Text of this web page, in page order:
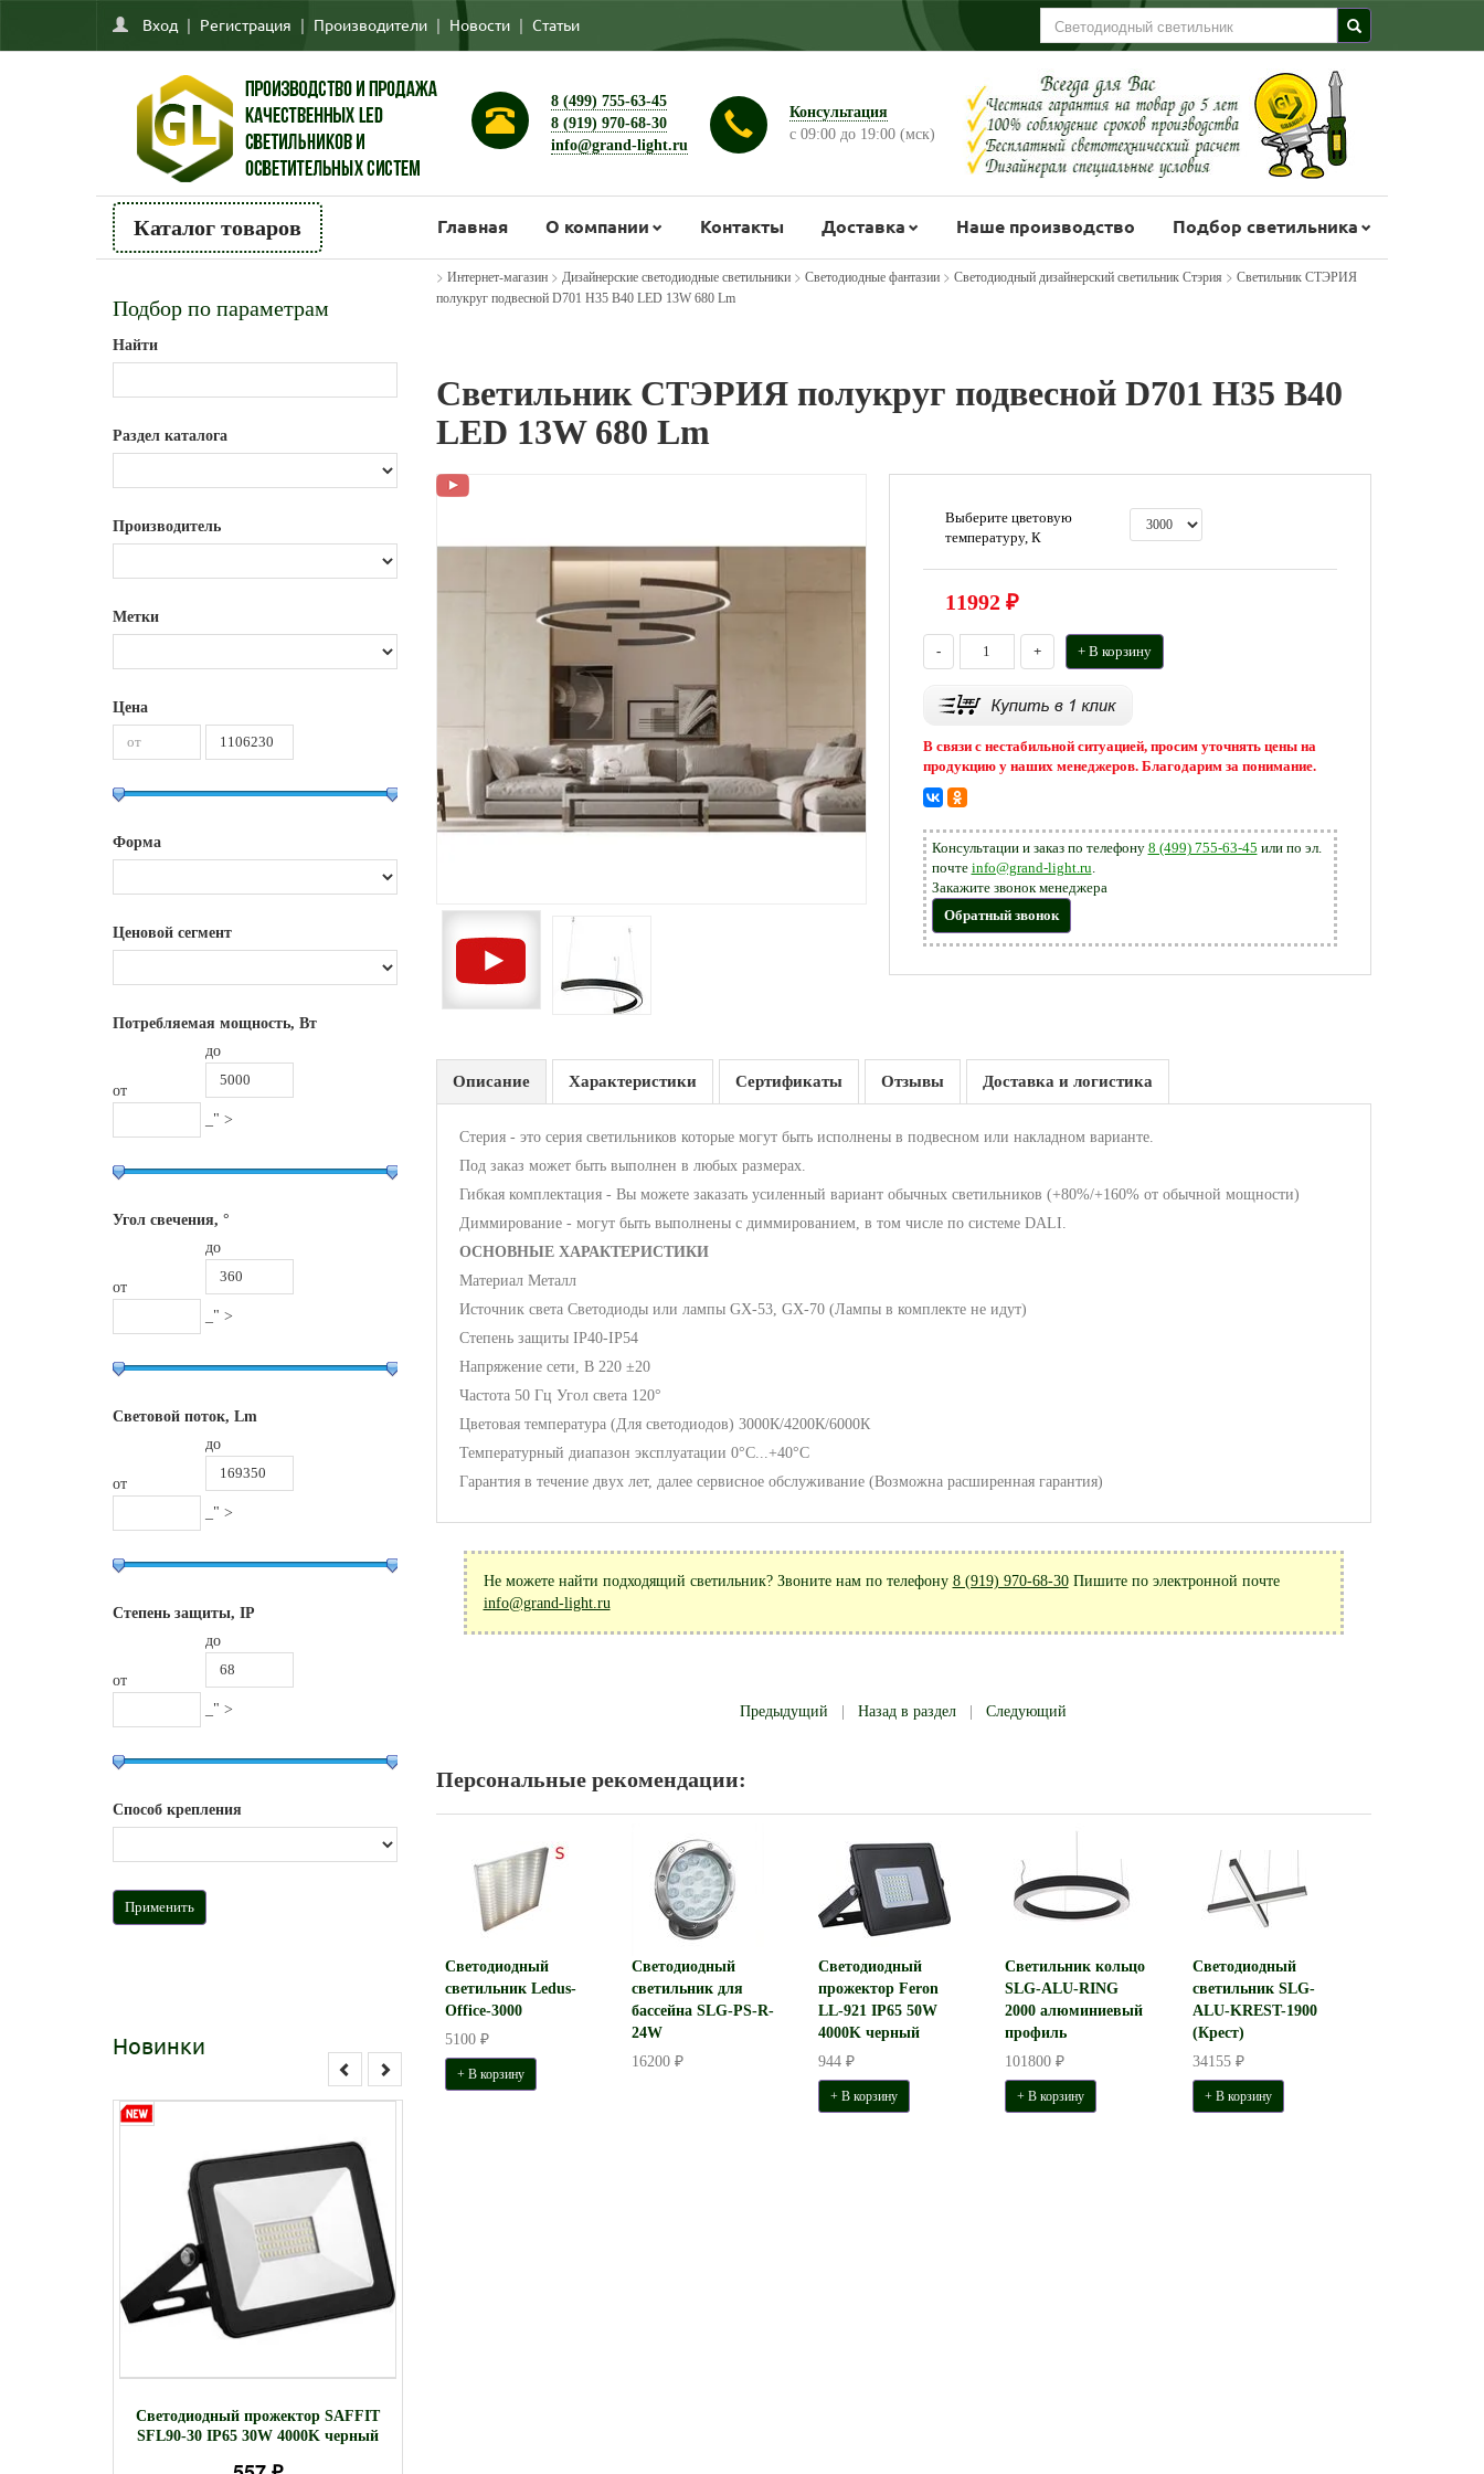
Вход | Регистрация | Производители | Новости | Статьи
8 (499) 755-63-45
8 (919) 970-68-30
info@grand-light.ru
Консультация
с 09:00 до 19:00 (мск)
Каталог товаров Главная О компании Контакты Доставка Наше производство Подбор светильника
Подбор по параметрам
Найти
Раздел каталога
Производитель
Метки
Цена
Форма
Ценовой сегмент
Потребляемая мощность, Вт
от
до
_" >
Угол свечения, °
от
до
_" >
Световой поток, Lm
от
до
_" >
Степень защиты, IP
от
до
_" >
Способ крепления
Новинки
Светодиодный прожектор SAFFIT
SFL90-30 IP65 30W 4000K черный
> Интернет-магазин> Дизайнерские светодиодные светильники> Светодиодные фантазии> Светодиодный дизайнерский светильник Стэрия > Светильник СТЭРИЯ
полукруг подвесной D701 Н35 В40 LED 13W 680 Lm
Светильник СТЭРИЯ полукруг подвесной D701 Н35 В40
LED 13W 680 Lm
Выберите цветовую
температуру, К
11992₽
- + + В корзину
В связи с нестабильной ситуацией, просим уточнять цены на
продукцию у наших менеджеров. Благодарим за понимание.
Консультации и заказ по телефону 8 (499) 755-63-45 или по эл.
почте info@grand-light.ru.
Закажите звонок менеджера
Обратный звонок
Описание Характеристики Сертификаты Отзывы Доставка и логистика
Стерия - это серия светильников которые могут быть исполнены в подвесном или накладном варианте.
Под заказ может быть выполнен в любых размерах.
Гибкая комплектация - Вы можете заказать усиленный вариант обычных светильников (+80%/+160% от обычной мощности)
Диммирование - могут быть выполнены с диммированием, в том числе по системе DALI.
ОСНОВНЫЕ ХАРАКТЕРИСТИКИ
Материал Металл
Источник света Светодиоды или лампы GX-53, GX-70 (Лампы в комплекте не идут)
Степень защиты IP40-IP54
Напряжение сети, В 220 ±20
Частота 50 Гц Угол света 120°
Цветовая температура (Для светодиодов) 3000К/4200К/6000К
Температурный диапазон эксплуатации 0°С...+40°С
Гарантия в течение двух лет, далее сервисное обслуживание (Возможна расширенная гарантия)
Не можете найти подходящий светильник? Звоните нам по телефону 8 (919) 970-68-30Пишите по электронной почте
info@grand-light.ru
Предыдущий |Назад в раздел |Следующий
Персональные рекомендации:
Светодиодный
светильник Ledus-
Office-3000
5100 ₽
+ В корзину
Светодиодный
светильник для
бассейна SLG-PS-R-
24W
16200 ₽
Светодиодный
прожектор Feron
LL-921 IP65 50W
4000K черный
944 ₽
+ В корзину
Светильник кольцо
SLG-ALU-RING
2000 алюминиевый
профиль
101800 ₽
+ В корзину
Светодиодный
светильник SLG-
ALU-KREST-1900
(Крест)
34155 ₽
+ В корзину